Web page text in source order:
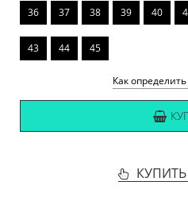
36 37 38 39 40
43 44 45
Как